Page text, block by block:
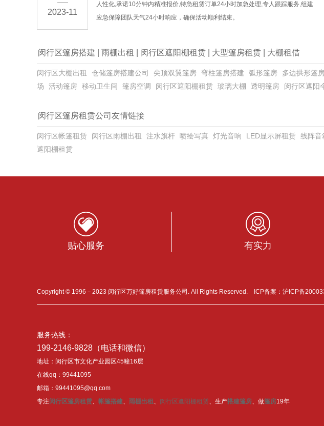
2023-11
人性化,承诺10分钟内精准报价,特急租赁订单24小时加急处理,专人跟踪服务,组建
应急保障团队天气24小时响应，确保活动顺利结束。
闵行区篷房搭建 雨棚出租 闵行区遮阳棚租赁 大型篷房租赁 大棚租借
闵行区大棚出租 仓储篷房搭建公司 尖顶双翼篷房 弯柱篷房搭建 弧形篷房 多边拱形篷房
场
活动篷房 移动卫生间 篷房空调 闵行区遮阳棚租赁 玻璃大棚 透明篷房 闵行区遮阳
闵行区篷房租赁公司友情链接
闵行区帐篷租赁 闵行区雨棚出租 注水旗杆 喷绘写真 灯光音响 LED显示屏租赁 线阵音
遮阳棚租赁
贴心服务 有实力
Copyright © 1996－2023 闵行区万好篷房租赁服务公司. All Rights Reserved. ICP备案： 沪ICP备
服务热线：
199-2146-9828（电话和微信）
地址：闵行区市文化产业园区45幢16层
在线qq：99441095
邮箱：99441095@qq.com
专注闵行区篷房租赁、 帐篷搭建、 雨棚出租 、 闵行区遮阳棚租赁、生产搭建篷房、做篷房19年